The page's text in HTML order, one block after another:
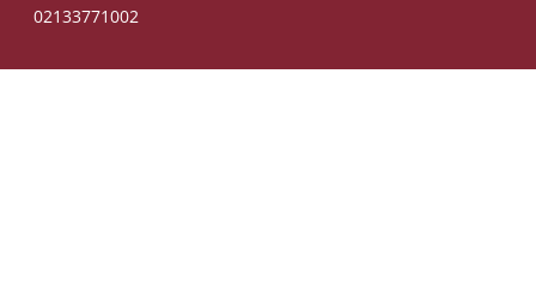
02133771002